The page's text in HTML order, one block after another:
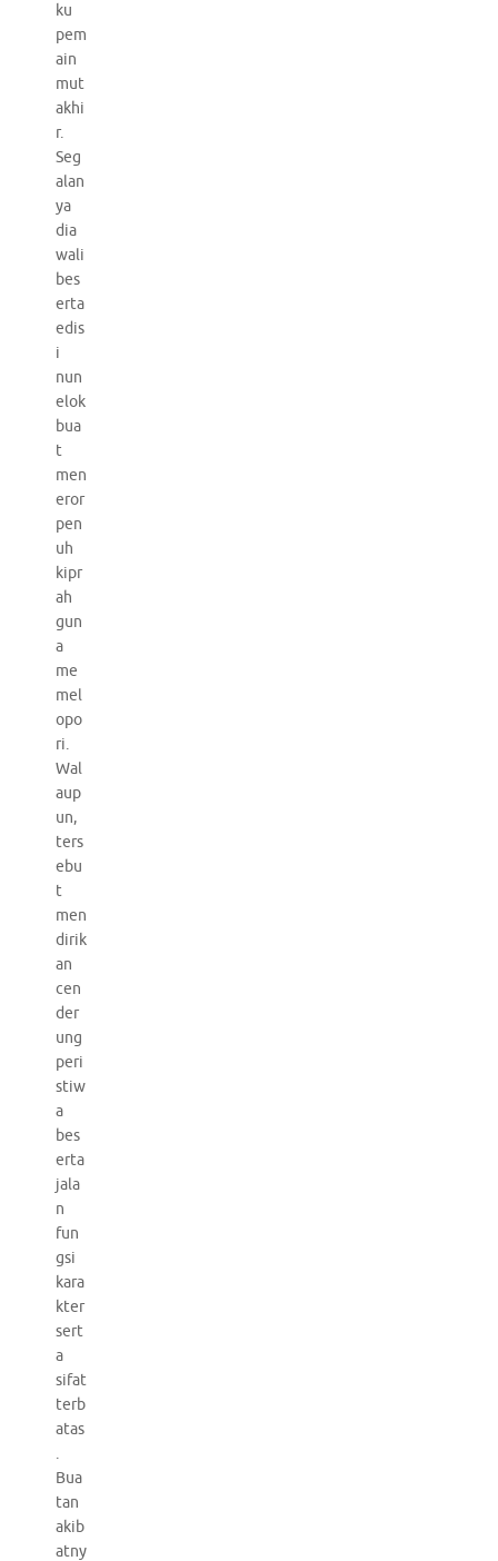
ku
pem
ain
mut
akhi
r.
Seg
alan
ya
dia
wali
bes
erta
edis
i
nun
elok
bua
t
men
eror
pen
uh
kipr
ah
gun
a
me
mel
opo
ri.
Wal
aup
un,
ters
ebu
t
men
dirik
an
cen
der
ung
peri
stiw
a
bes
erta
jala
n
fun
gsi
kara
kter
sert
a
sifat
terb
atas
.
Bua
tan
akib
atny